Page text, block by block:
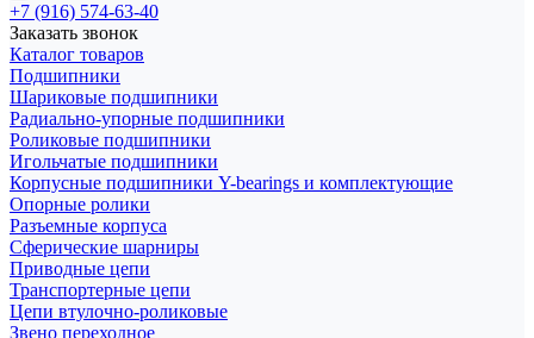
+7 (916) 574-63-40
Заказать звонок
Каталог товаров
Подшипники
Шариковые подшипники
Радиально-упорные подшипники
Роликовые подшипники
Игольчатые подшипники
Корпусные подшипники Y-bearings и комплектующие
Опорные ролики
Разъемные корпуса
Сферические шарниры
Приводные цепи
Транспортерные цепи
Цепи втулочно-роликовые
Звено переходное